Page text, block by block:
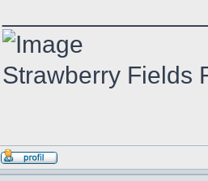
Strawberry Fields